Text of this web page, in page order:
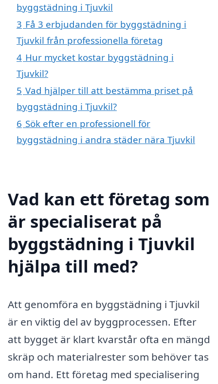
byggstädning i Tjuvkil
3 Få 3 erbjudanden för byggstädning i
Tjuvkil från professionella företag
4 Hur mycket kostar byggstädning i
Tjuvkil?
5 Vad hjälper till att bestämma priset på
byggstädning i Tjuvkil?
6 Sök efter en professionell för
byggstädning i andra städer nära Tjuvkil
Vad kan ett företag som
är specialiserat på
byggstädning i Tjuvkil
hjälpa till med?
Att genomföra en byggstädning i Tjuvkil
är en viktig del av byggprocessen. Efter
att bygget är klart kvarstår ofta en mängd
skräp och materialrester som behöver tas
om hand. Ett företag med specialisering